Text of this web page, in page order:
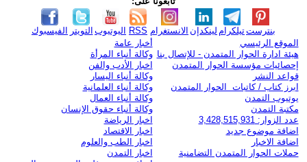
الفيسبوك التويتر اليوتيوب RSS الانستغرام لينكدإن تيلكرامبنترست
الموقع الرئيسي
هيئة ادارة الحوار المتمدن - للإتصال بنا
إحصائيات مؤسسة الحوار المتمدن
قواعد النشر
ابرز كتاب / كاتبات الحوار المتمدن
يوتيوب التمدن
مكتبة التمدن
عدد الزوار: 3,428,515,931
اضافة موضوع جديد
اضافة الاخبار
حملات الحوار المتمدن التضامنية
أخبار عامة
وكالة أنباء المرأة
اخبار الأدب والفن
وكالة أنباء اليسار
وكالة أنباء العلمانية
وكالة أنباء العمال
وكالة أنباء حقوق الإنسان
اخبار الرياضة
اخبار الاقتصاد
اخبار الطب والعلوم
اخبار التمدن